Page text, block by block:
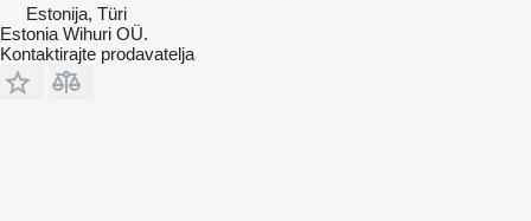
Estonija, Türi
Estonia Wihuri OÜ.
Kontaktirajte prodavatelja